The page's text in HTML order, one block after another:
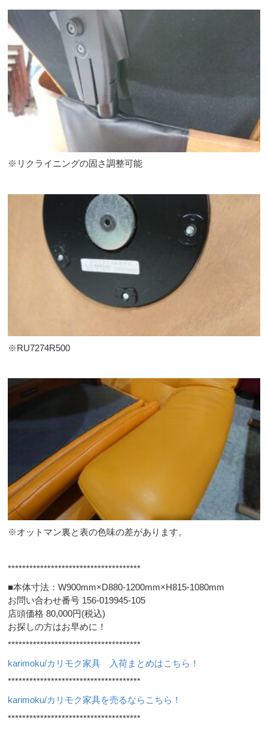
※リクライニングの固さ調整可能
※RU7274R500
※オットマン裏と表の色味の差があります。
*************************************
■本体寸法：W900mm×D880-1200mm×H815-1080mm
お問い合わせ番号 156-019945-105
店頭価格 80,000円(税込)
お探しの方はお早めに！
*************************************
karimoku/カリモク家具 入荷まとめはこちら！
*************************************
karimoku/カリモク家具を売るならこちら！
*************************************